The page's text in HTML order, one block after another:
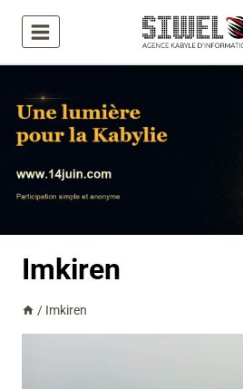
contenu
Imkiren
/ Imkiren